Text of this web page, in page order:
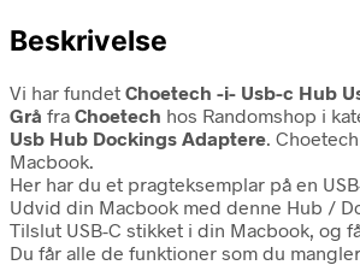
Beskrivelse
Vi har fundet Choetech -i- Usb-c Hub
Grå fra Choetech hos Randomshop i
Usb Hub Dockings Adaptere.
Macbook.
Her har du et pragteksemplar på en
Udvid din Macbook med denne Hub /
Tilslut USB-C stikket i din Macbook, og
Du får alle de funktioner som du